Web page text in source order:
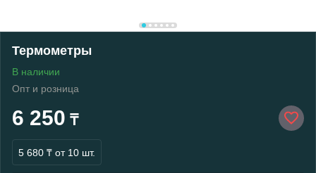
Термометры
В наличии
Опт и розница
6 250 ₸
5 680 ₸ от 10 шт.